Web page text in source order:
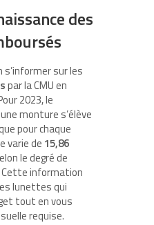
des
sur les
par la CMU en
2023, le
monture s’élève
pour chaque
varie de 15,86
le degré de
Cette information
lunettes qui
tout en vous
requise.